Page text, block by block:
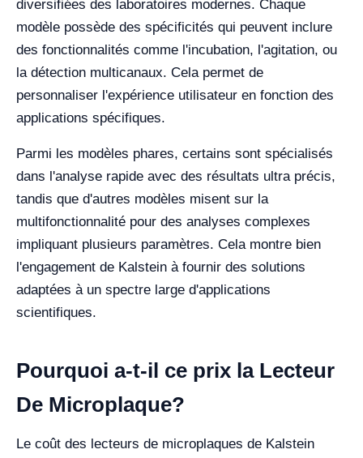
diversifiées des laboratoires modernes. Chaque
modèle possède des spécificités qui peuvent inclure
des fonctionnalités comme l'incubation, l'agitation, ou
la détection multicanaux. Cela permet de
personnaliser l'expérience utilisateur en fonction des
applications spécifiques.
Parmi les modèles phares, certains sont spécialisés
dans l'analyse rapide avec des résultats ultra précis,
tandis que d'autres modèles misent sur la
multifonctionnalité pour des analyses complexes
impliquant plusieurs paramètres. Cela montre bien
l'engagement de Kalstein à fournir des solutions
adaptées à un spectre large d'applications
scientifiques.
Pourquoi a-t-il ce prix la Lecteur
De Microplaque?
Le coût des lecteurs de microplaques de Kalstein